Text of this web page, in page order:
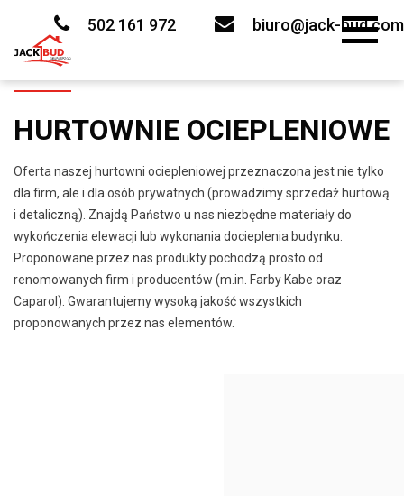
502 161 972 biuro@jack-bud.com
HURTOWNIE OCIEPLENIOWE
Oferta naszej hurtowni ociepleniowej przeznaczona jest nie tylko
dla firm, ale i dla osób prywatnych (prowadzimy sprzedaż hurtową
i detaliczną). Znajdą Państwo u nas niezbędne materiały do
wykończenia elewacji lub wykonania docieplenia budynku.
Proponowane przez nas produkty pochodzą prosto od
renomowanych firm i producentów (m.in. Farby Kabe oraz
Caparol). Gwarantujemy wysoką jakość wszystkich
proponowanych przez nas elementów.